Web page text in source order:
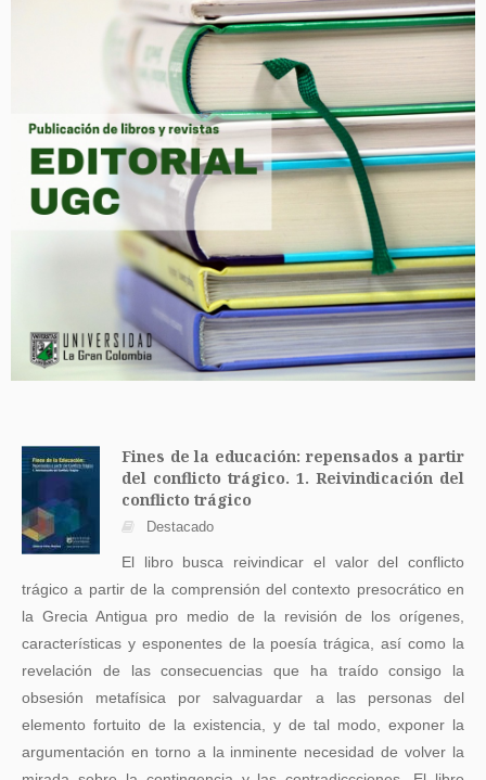
Fines de la educación: repensados a partir
del conflicto trágico. 1. Reivindicación del
conflicto trágico
Destacado
El libro busca reivindicar el valor del conflicto
trágico a partir de la comprensión del contexto presocrático en
la Grecia Antigua pro medio de la revisión de los orígenes,
características y esponentes de la poesía trágica, así como la
revelación de las consecuencias que ha traído consigo la
obsesión metafísica por salvaguardar a las personas del
elemento fortuito de la existencia, y de tal modo, exponer la
argumentación en torno a la inminente necesidad de volver la